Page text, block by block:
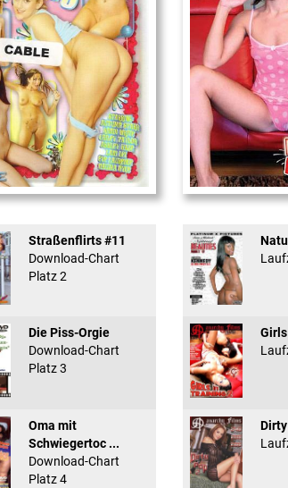
#8 - ...
Straßenflirts #11
Download-Chart
Platz 2
Die Piss-Orgie
Download-Chart
Platz 3
Oma mit
Schwiegertoc ...
Download-Chart
Platz 4
Internal